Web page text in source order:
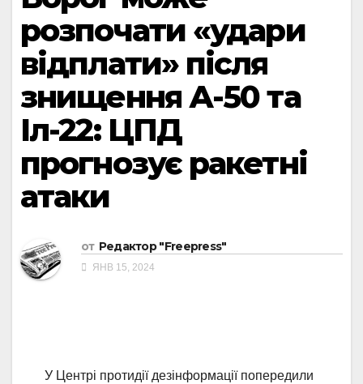
розпочати «удари
відплати» після
знищення А-50 та
Іл-22: ЦПД
прогнозує ракетні
атаки
от Редактор "Freepress"
ЯНВ 15, 2024
У Центрі протидії дезінформації попередили